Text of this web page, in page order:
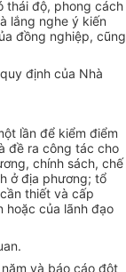
thái độ, phong cách
lắng nghe ý kiến
đồng nghiệp, cũng
định của Nhà
lần để kiểm điểm
đề ra công tác cho
chính sách, chế
ở địa phương; tổ
thiết và cấp
hoặc của lãnh đạo
và báo cáo đột